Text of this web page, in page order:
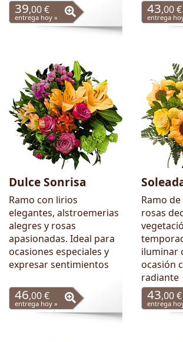
39,00 €
entrega hoy »
43,00 €
entrega
Dulce Sonrisa
Ramo con lirios
elegantes, alstroemerias
alegres y rosas
apasionadas. Ideal para
ocasiones especiales y
expresar sentimientos
46,00 €
entrega hoy »
Ramo
rosas
iluminar
ocasión
radiante
43,00 €
entrega